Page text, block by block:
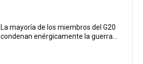
La mayoría de los miembros del G20
condenan enérgicamente la guerra...